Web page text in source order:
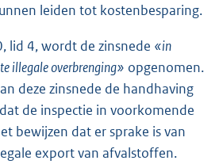
leiden tot kostenbesparing.
lid 4, wordt de zinsnede «in
illegale overbrenging» opgenomen.
deze zinsnede de handhaving
de inspectie in voorkomende
bewijzen dat er sprake is van
export van afvalstoffen.